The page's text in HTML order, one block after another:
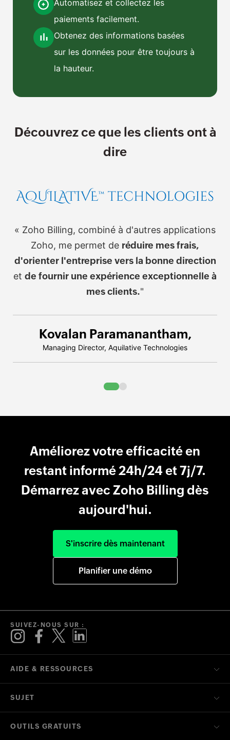
Automatisez et collectez les
paiements facilement.
Obtenez des informations basées
sur les données pour être toujours à
la hauteur.
Découvrez ce que les clients ont à
dire
« Zoho Billing, combiné à d'autres applications
Zoho, me permet de réduire mes frais,
d'orienter l'entreprise vers la bonne direction
et de fournir une expérience exceptionnelle à
mes clients."
Kovalan Paramanantham,
Managing Director, Aquilative Technologies
Améliorez votre efficacité en
restant informé 24h/24 et 7j/7.
Démarrez avec Zoho Billing dès
aujourd'hui.
S'inscrire dès maintenant
Planifier une démo
AIDE & RESSOURCES
SUJET
OUTILS GRATUITS
SUIVEZ-NOUS SUR :